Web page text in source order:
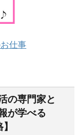
仕事
の専門家と
が学べる